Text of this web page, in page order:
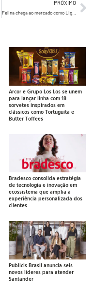
PRÓXIMO
Felina chega ao mercado como Lights Off Creative Company com IA como infraestrutura e Marcia Esteves como CEO
Arcor e Grupo Los Los se unem
para lançar linha com 18
sorvetes inspirados em
clássicos como Tortuguita e
Butter Toffees
Bradesco consolida estratégia
de tecnologia e inovação em
ecossistema que amplia a
experiência personalizada dos
clientes
Publicis Brasil anuncia seis
novos líderes para atender
Santander